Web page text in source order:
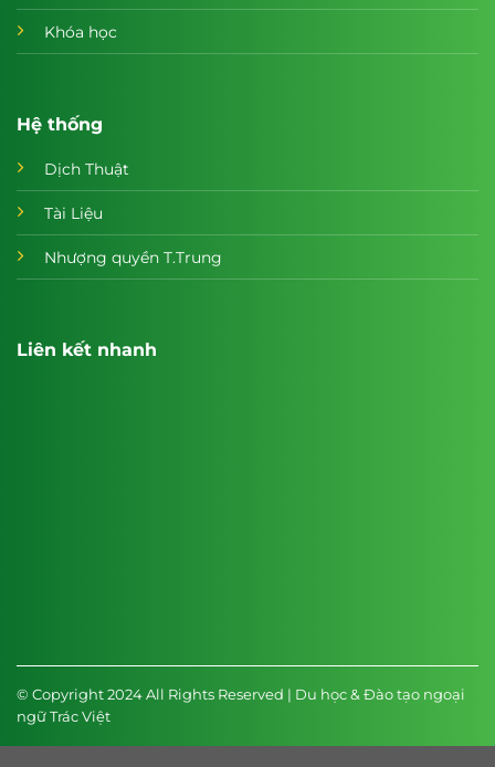
Khóa học
Hệ thống
Dịch Thuật
Tài Liệu
Nhượng quyền T.Trung
Liên kết nhanh
© Copyright 2024 All Rights Reserved | Du học & Đào tạo ngoại
ngữ Trác Việt